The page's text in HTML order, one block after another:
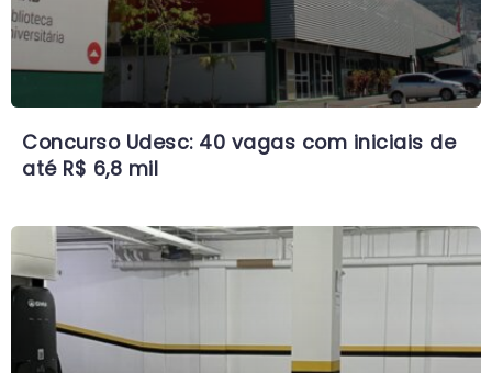
Concurso Udesc: 40 vagas com iniciais de
até R$ 6,8 mil